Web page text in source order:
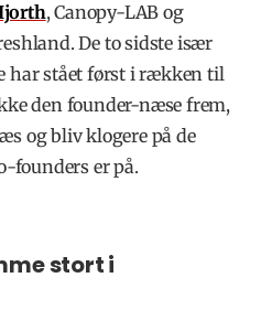
, Canopy-LAB og
De to sidste især
har stået først i rækken til
den founder-næse frem,
og bliv klogere på de
founders er på.
stort i